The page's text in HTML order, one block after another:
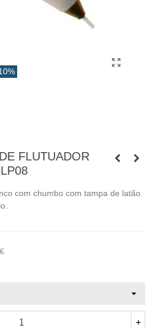
FLUTUADOR
com chumbo com tampa de latão.
+